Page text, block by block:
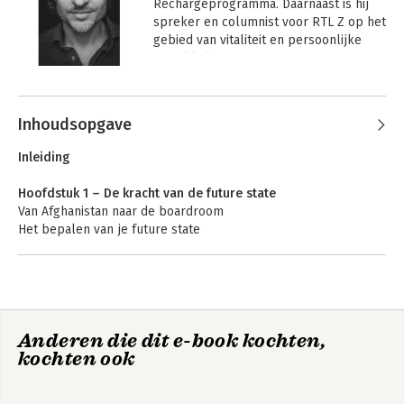
Rechargeprogramma. Daarnaast is hij
spreker en columnist voor RTL Z op het
gebied van vitaliteit en persoonlijke
Andere boeken door Hidde de Vries
Smart.nl
smart
Inhoudsopgave
Inleiding
Hoofdstuk 1 – De kracht van de future state
Van Afghanistan naar de boardroom
Het bepalen van je future state
Groeien in plaats van vastlopen
Een laatste waarschuwing
Anderen die dit e-book kochten,
kochten ook